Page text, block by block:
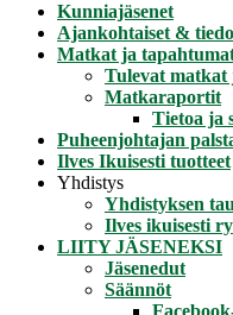
Kunniajäsenet
Ajankohtaiset &
Matkat ja
Tulevat
Matkaraportit
Tietoa ja
Puheenjohtajan
Ilves Ikuisesti tuotteet
Yhdistys
Yhdistyksen
Ilves ikuisesti ry
LIITY JÄSENEKSI
Jäsenedut
Säännöt